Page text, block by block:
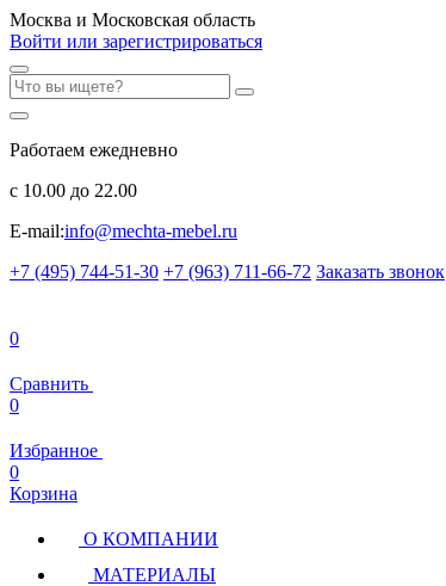
Москва и Московская область
Войти или зарегистрироваться
Работаем ежедневно
с 10.00 до 22.00
E-mail:info@mechta-mebel.ru
+7 (495) 744-51-30 +7 (963) 711-66-72 Заказать звонок
0
Сравнить
0
Избранное
0
Корзина
О КОМПАНИИ
МАТЕРИАЛЫ